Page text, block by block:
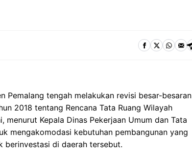
Pemalang tengah melakukan revisi besar-besaran
2018 tentang Rencana Tata Ruang Wilayah
menurut Kepala Dinas Pekerjaan Umum dan Tata
mengakomodasi kebutuhan pembangunan yang
berinvestasi di daerah tersebut.